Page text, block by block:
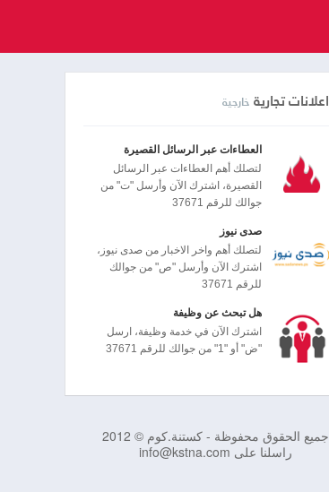
اعلانات تجارية خارجية
العطاءات عبر الرسائل القصيرة
لتصلك أهم العطاءات عبر الرسائل
القصيرة، اشترك الآن وأرسل "ت" من
جوالك للرقم 37671
صدى نيوز
لتصلك أهم واخر الاخبار من صدى نيوز،
اشترك الآن وأرسل "ص" من جوالك
للرقم 37671
هل تبحث عن وظيفة
اشترك الآن في خدمة وظيفة، ارسل
"ض" أو "1" من جوالك للرقم 37671
جميع الحقوق محفوظة - كستنة.كوم © 2012
راسلنا على info@kstna.com